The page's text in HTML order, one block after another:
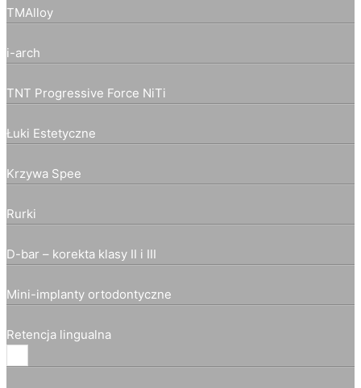
TMAlloy
i-arch
TNT Progressive Force NiTi
Łuki Estetyczne
Krzywa Spee
Rurki
D-bar – korekta klasy II i III
Mini-implanty ortodontyczne
Retencja lingualna